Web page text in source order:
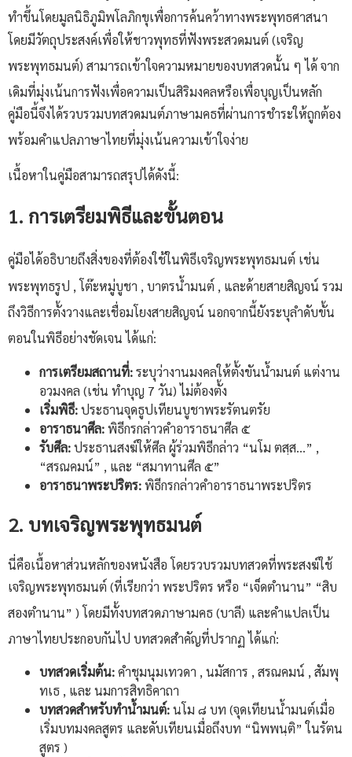
ทำขึ้นโดยมูลนิธิภูมิพโลภิกขุเพื่อการค้นคว้าทางพระพุทธศาสนา
โดยมีวัตถุประสงค์เพื่อให้ชาวพุทธที่ฟังพระสวดมนต์ (เจริญ
พระพุทธมนต์) สามารถเข้าใจความหมายของบทสวดนั้น ๆ ได้ จาก
เดิมที่มุ่งเน้นการฟังเพื่อความเป็นสิริมงคลหรือเพื่อบุญเป็นหลัก
คู่มือนี้จึงได้รวบรวมบทสวดมนต์ภาษามคธที่ผ่านการชำระให้ถูกต้อง
พร้อมคำแปลภาษาไทยที่มุ่งเน้นความเข้าใจง่าย
เนื้อหาในคู่มือสามารถสรุปได้ดังนี้:
1. การเตรียมพิธีและขั้นตอน
คู่มือได้อธิบายถึงสิ่งของที่ต้องใช้ในพิธีเจริญพระพุทธมนต์ เช่น
พระพุทธรูป , โต๊ะหมู่บูชา , บาตรน้ำมนต์ , และด้ายสายสิญจน์ รวม
ถึงวิธีการตั้งวางและเชื่อมโยงสายสิญจน์ นอกจากนี้ยังระบุลำดับขั้น
ตอนในพิธีอย่างชัดเจนได้แก่:
การเตรียมสถานที่:ระบุว่างานมงคลให้ตั้งขันน้ำมนต์ แต่งาน
อวมงคล (เช่น ทำบุญ 7 วัน) ไม่ต้องตั้ง
เริ่มพิธี:ประธานจุดธูปเทียนบูชาพระรัตนตรัย
อาราธนาศีล:พิธีกรกล่าวคำอาราธนาศีล ๕
รับศีล:ประธานสงฆ์ให้ศีล ผู้ร่วมพิธีกล่าว “นโม ตสฺส…” ,
“สรณคมน์” , และ “สมาทานศีล ๕”
อาราธนาพระปริตร:พิธีกรกล่าวคำอาราธนาพระปริตร
2. บทเจริญพระพุทธมนต์
นี่คือเนื้อหาส่วนหลักของหนังสือ โดยรวบรวมบทสวดที่พระสงฆ์ใช้
เจริญพระพุทธมนต์ (ที่เรียกว่า พระปริตร หรือ “เจ็ดตำนาน” “สิบ
สองตำนาน” ) โดยมีทั้งบทสวดภาษามคธ (บาลี) และคำแปลเป็น
ภาษาไทยประกอบกันไป บทสวดสำคัญที่ปรากฏ ได้แก่:
บทสวดเริ่มต้น:คำชุมนุมเทวดา , นมัสการ , สรณคมน์ , สัมพุ
ทเธ , และ นมการสิทธิคาถา
บทสวดสำหรับทำน้ำมนต์:นโม ๘ บท (จุดเทียนน้ำมนต์เมื่อ
เริ่มบทมงคลสูตร และดับเทียนเมื่อถึงบท “นิพพนฺติ” ในรัตน
สูตร )